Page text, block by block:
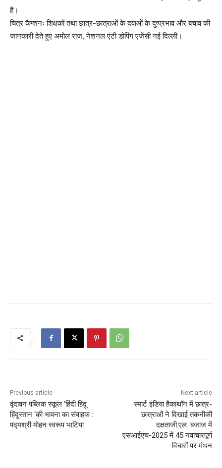
हैं।
चित्र कैप्शनः शिक्षकों तथा छात्र-छात्राओं के दवाओं के दुष्प्रभाव और बचाव की
जानकारी देते हुए अमोल राज, नेशनल एंटी डोपिंग एजेंसी नई दिल्ली।
Previous article
वृंदावन पब्लिक स्कूल ‘हिंदी हिंदू
हिंदुस्तान ‘की भावना का संवाहक :
पद्मश्री मोहन स्वरूप भाटिया
Next article
स्मार्ट इंडिया हैकाथॉन में छात्र-
छात्राओं ने दिखाई तकनीकी
दक्षताजी.एल. बजाज में
एसआईएच-2025 में 45 नवाचारपूर्ण
विचारों पर मंथन